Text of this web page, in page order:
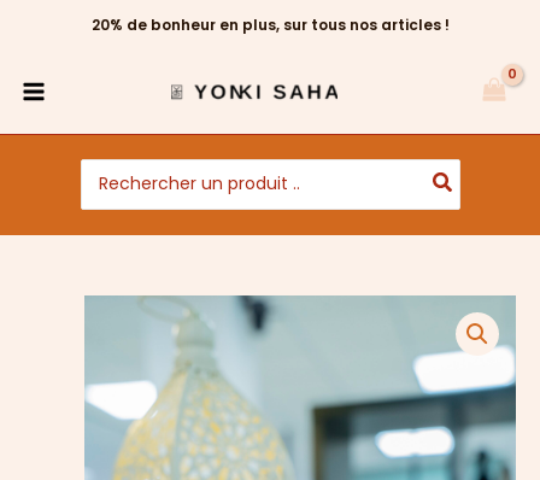
20% de bonheur en plus, sur tous nos articles !
Search
for:
quantité
cure
de
jouvence